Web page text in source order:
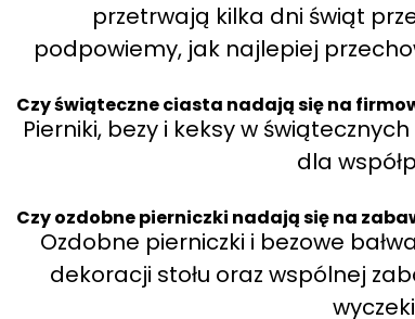
przetrwają kilka dni świąt
podpowiemy, jak najlepiej
Czy świąteczne ciasta nadają się na
Pierniki, bezy i keksy w
dla
Czy ozdobne pierniczki nadają się na
Ozdobne pierniczki i bezowe
dekoracji stołu oraz wspólnej